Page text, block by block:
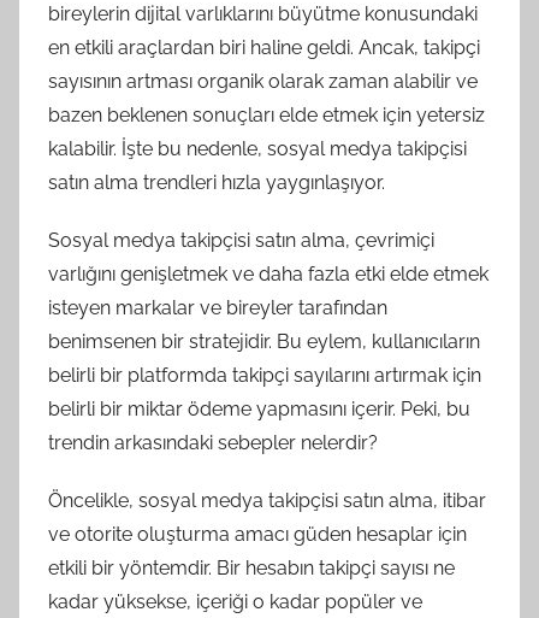
bireylerin dijital varlıklarını büyütme konusundaki
en etkili araçlardan biri haline geldi. Ancak, takipçi
sayısının artması organik olarak zaman alabilir ve
bazen beklenen sonuçları elde etmek için yetersiz
kalabilir. İşte bu nedenle, sosyal medya takipçisi
satın alma trendleri hızla yaygınlaşıyor.
Sosyal medya takipçisi satın alma, çevrimiçi
varlığını genişletmek ve daha fazla etki elde etmek
isteyen markalar ve bireyler tarafından
benimsenen bir stratejidir. Bu eylem, kullanıcıların
belirli bir platformda takipçi sayılarını artırmak için
belirli bir miktar ödeme yapmasını içerir. Peki, bu
trendin arkasındaki sebepler nelerdir?
Öncelikle, sosyal medya takipçisi satın alma, itibar
ve otorite oluşturma amacı güden hesaplar için
etkili bir yöntemdir. Bir hesabın takipçi sayısı ne
kadar yüksekse, içeriği o kadar popüler ve